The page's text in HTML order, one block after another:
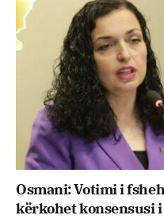
Osmani: Votimi i
kërkohet konsensusi